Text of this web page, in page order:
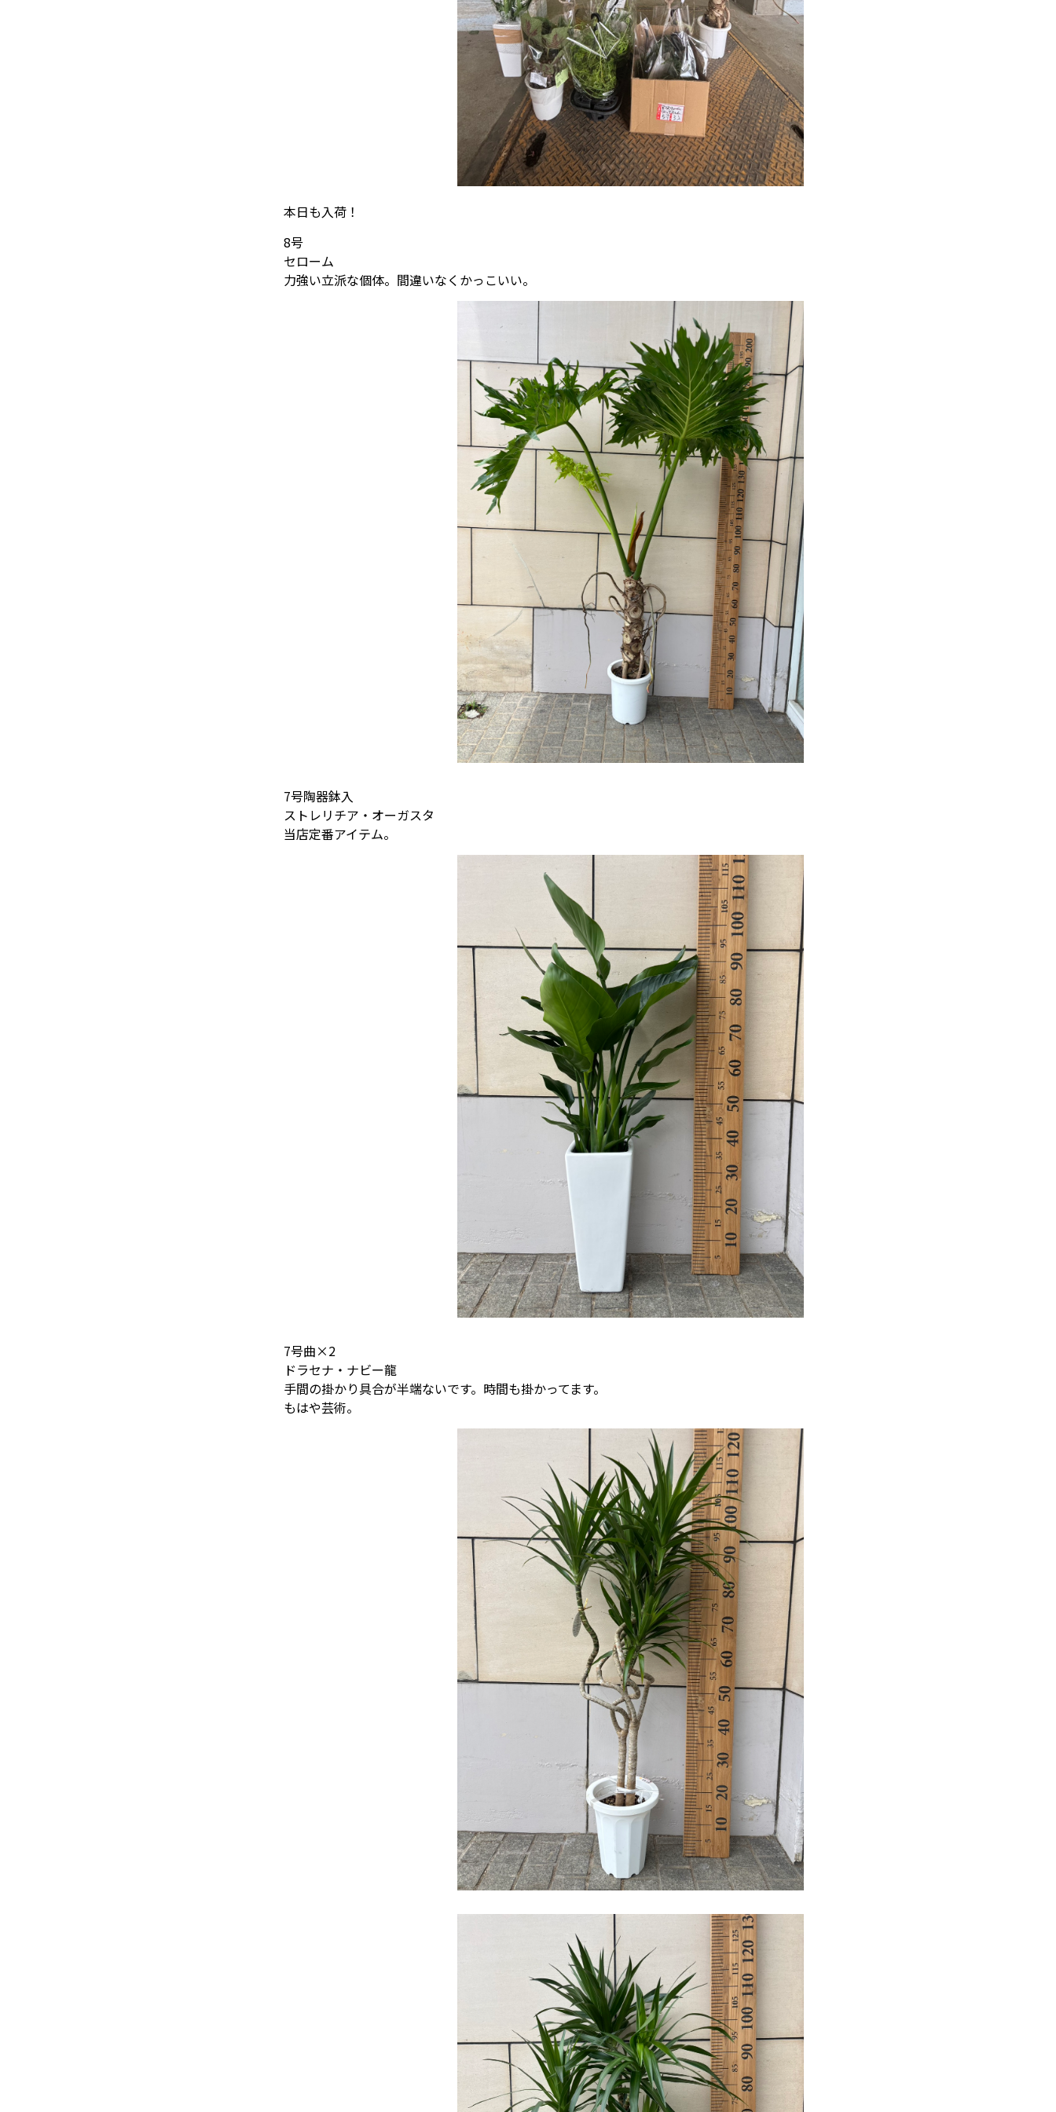
本日も入荷！
8号
セローム
力強い立派な個体。間違いなくかっこいい。
7号陶器鉢入
ストレリチア・オーガスタ
当店定番アイテム。
7号曲×2
ドラセナ・ナビー龍
手間の掛かり具合が半端ないです。時間も掛かってます。
もはや芸術。